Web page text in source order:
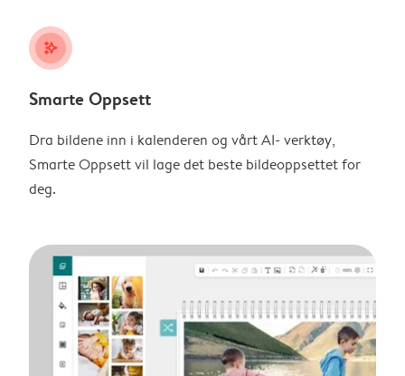
stars_plus
Smarte Oppsett
Dra bildene inn i kalenderen og vårt AI- verktøy,
Smarte Oppsett vil lage det beste bildeoppsettet for
deg.